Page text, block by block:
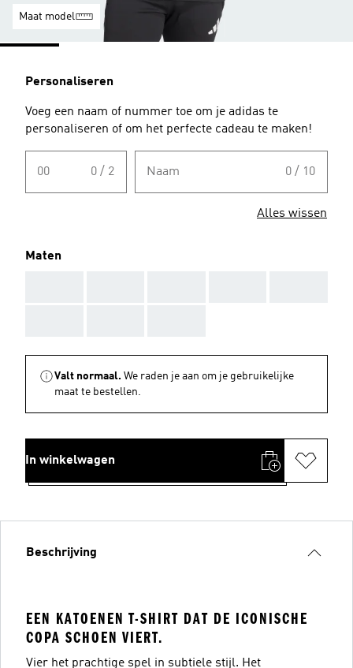
Maat model
Personaliseren
Voeg een naam of nummer toe om je adidas te
personaliseren of om het perfecte cadeau te maken!
00 0 / 2 Naam 0 / 10
Alles wissen
Maten
Valt normaal. We raden je aan om je gebruikelijke
maat te bestellen.
In winkelwagen
Beschrijving
EEN KATOENEN T-SHIRT DAT DE ICONISCHE
COPA SCHOEN VIERT.
Vier het prachtige spel in subtiele stijl. Het